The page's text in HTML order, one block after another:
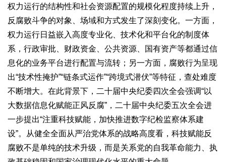
权力运行的结构性和社会资源配置的规模化程度持续上升，
反腐败斗争的对象、场域和方式发生了深刻变化。一方面，
权力运行日益嵌入高度专业化、技术化和平台化的制度体
系，行政审批、财政资金、公共资源、国有资产等都通过信
息化的业务平台进行配置与流转；另一方面，腐败行为呈现
出“技术性掩护”“链条式运作”“跨境式潜伏”等特征，查处难度
不断增大。在此背景下，二十届中央纪委四次全会强调“以
大数据信息化赋能正风反腐”，二十届中央纪委五次全会进
一步提出“注重科技赋能，加快推进数字纪检监察体系建
设”。从健全全面从严治党体系的战略高度看，科技赋能反
腐败不是单纯的技术升级，而是关系党的自我革命能力、执